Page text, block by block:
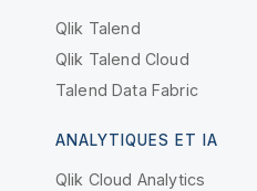
Qlik Talend
Qlik Talend Cloud
Talend Data Fabric
ANALYTIQUES ET IA
Qlik Cloud Analytics